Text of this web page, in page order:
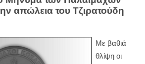
απώλεια του Τζιρατούδη
Με βαθιά
θλίψη οι